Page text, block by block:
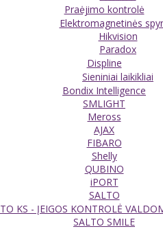
Praėjimo kontrolė
Elektromagnetinės
Hikvision
Paradox
Displine
Sieniniai laikikliai
Bondix Intelligence
SMLIGHT
Meross
AJAX
FIBARO
Shelly
QUBINO
iPORT
SALTO
KS - ĮEIGOS KONTROLĖ
SALTO SMILE